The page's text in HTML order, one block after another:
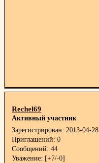
Rechel69
Активный участник
Зарегистрирован: 2013-04-28
Приглашений: 0
Сообщений: 44
Уважение: [+7/-0]